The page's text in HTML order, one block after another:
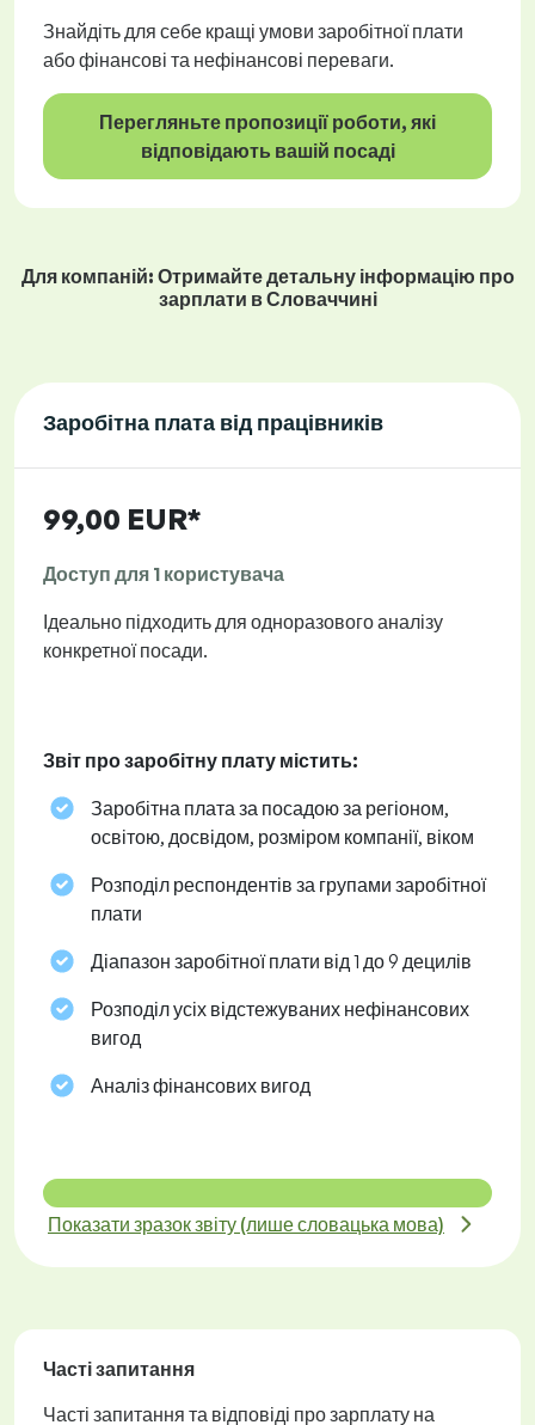
Знайдіть для себе кращі умови заробітної плати
або фінансові та нефінансові переваги.
Перегляньте пропозиції роботи, які
відповідають вашій посаді
Для компаній: Отримайте детальну інформацію про
зарплати в Словаччині
Заробітна плата від працівників
99,00 EUR*
Доступ для 1 користувача
Ідеально підходить для одноразового аналізу
конкретної посади.
Звіт про заробітну плату містить:
Заробітна плата за посадою за регіоном,
освітою, досвідом, розміром компанії, віком
Розподіл респондентів за групами заробітної
плати
Діапазон заробітної плати від 1 до 9 децилів
Розподіл усіх відстежуваних нефінансових
вигод
Аналіз фінансових вигод
Показати зразок звіту (лише словацька мова)
Часті запитання
Часті запитання та відповіді про зарплату на